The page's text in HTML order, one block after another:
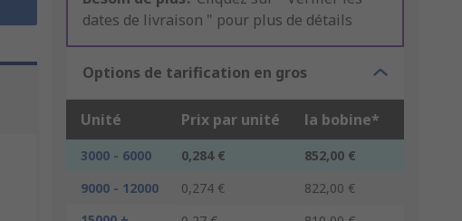
dates de livraison " pour plus de détails
Options de tarification en gros
Unité Prix par unité la bobine*
3000 - 6000 0,284 €
852,00 €
9000 - 12000
0,274 €
822,00 €